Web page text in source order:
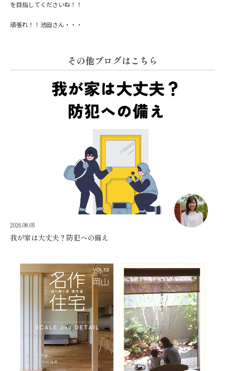
を目指してくださいね！！
頑張れ！！池田さん・・・
その他ブログはこちら
2026.08.05
我が家は大丈夫？防犯への備え